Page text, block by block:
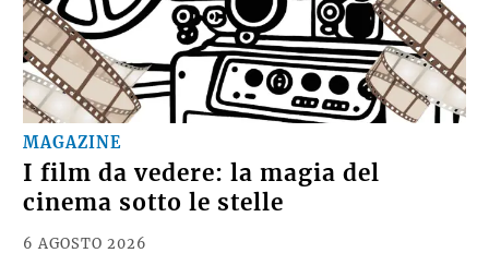
MAGAZINE
I film da vedere: la magia del
cinema sotto le stelle
6 AGOSTO 2026